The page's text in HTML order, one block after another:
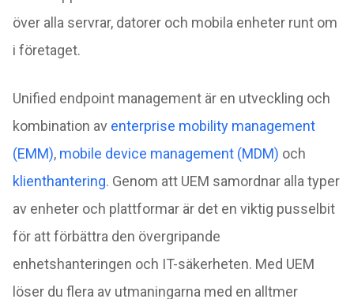
över alla servrar, datorer och mobila enheter runt om
i företaget.
Unified endpoint management är en utveckling och
kombination av enterprise mobility management
(EMM), mobile device management (MDM) och
klienthantering. Genom att UEM samordnar alla typer
av enheter och plattformar är det en viktig pusselbit
för att förbättra den övergripande
enhetshanteringen och IT-säkerheten. Med UEM
löser du flera av utmaningarna med en alltmer